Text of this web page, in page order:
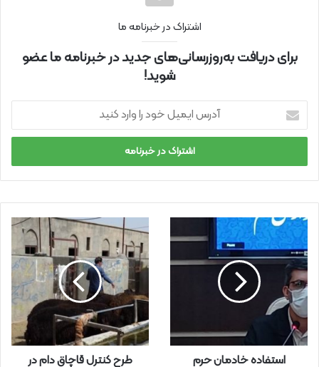
اشتراک در خبرنامه ما
برای دریافت به‌روزرسانی‌های جدید در خبرنامه ما عضو
شوید!
ر
ا
ی
ل
خ
و
د
ر
ا
و
ا
ر
استفاده خادمان حرم طرح کنترل قاچاق دام در